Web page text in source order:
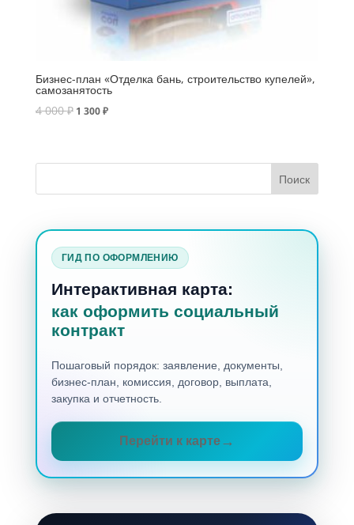
Бизнес-план «Отделка бань, строительство купелей»,
самозанятость
4 000₽ 1 300₽
ГИД ПО ОФОРМЛЕНИЮ
Интерактивная карта:
как оформить социальный
контракт
Пошаговый порядок: заявление, документы,
бизнес-план, комиссия, договор, выплата,
закупка и отчетность.
Перейти к карте